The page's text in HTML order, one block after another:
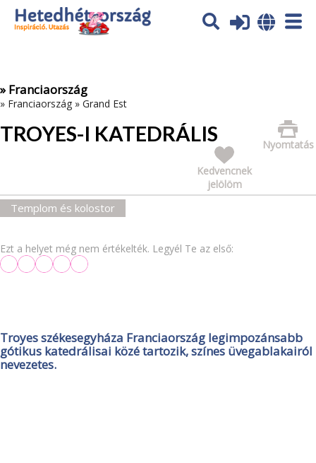
Az oldal sütiket (cookies) használ. További tájékoztatás itt:
Adatvédelmi tájékoztató
» Franciaország
» Franciaország » Grand Est
TROYES-I KATEDRÁLIS
Nyomtatás
Kedvencnek
jelölöm
Templom és kolostor
Ezt a helyet még nem értékelték. Legyél Te az első:
Troyes székesegyháza Franciaország legimpozánsabb
gótikus katedrálisai közé tartozik, színes üvegablakairól
nevezetes.